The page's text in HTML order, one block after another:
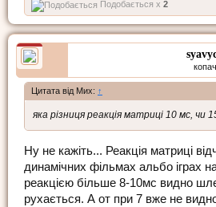
Подобається x 2
копач
Цитата від Мих: ↑
яка різниця реакція матриці 10 мс, чи
Ну не кажіть... Реакція матриці
динамічних фільмах альбо іграх
реакцією більше 8-10мс видно
рухається. А от при 7 вже не